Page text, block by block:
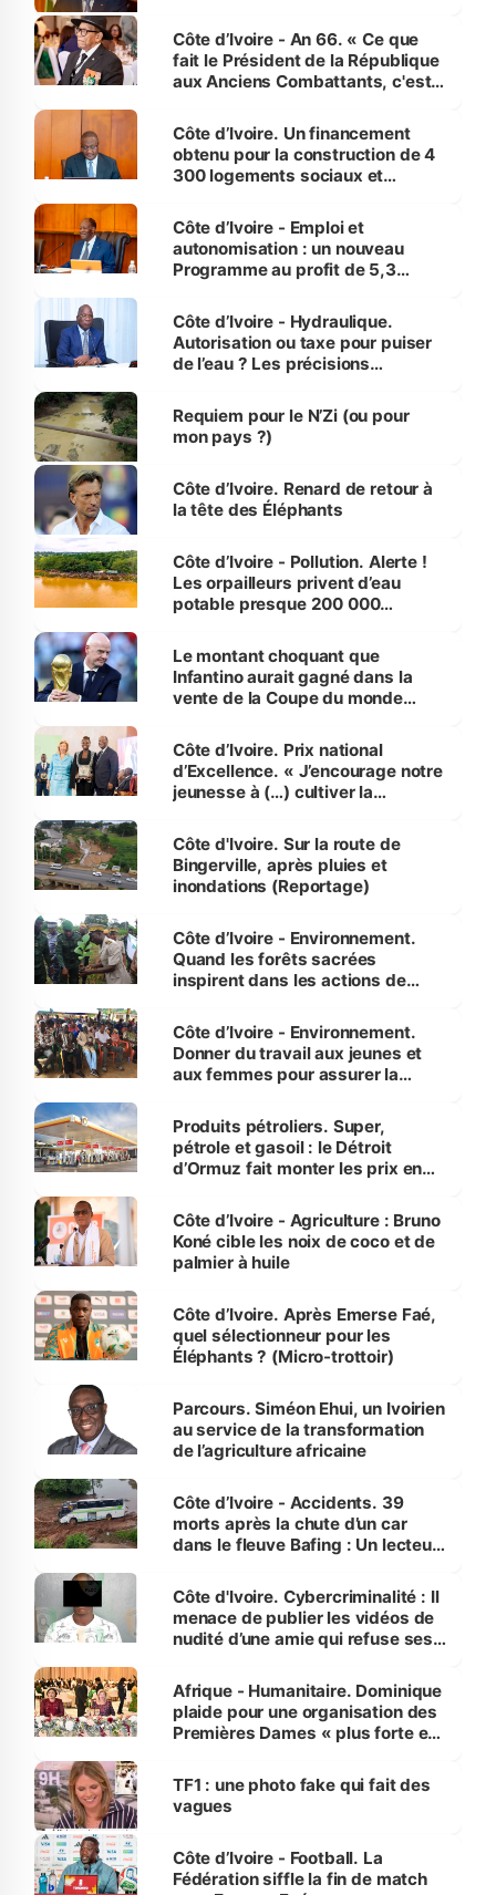
Côte d’Ivoire - An 66. « Ce que
fait le Président de la République
aux Anciens Combattants, c'est
Côte d’Ivoire. Un financement
obtenu pour la construction de 4
300 logements sociaux et
et Yamoussoukro
Côte d’Ivoire - Emploi et
autonomisation : un nouveau
Programme au profit de 5,3
Côte d’Ivoire - Hydraulique.
Autorisation ou taxe pour puiser
de l’eau ? Les précisions
Requiem pour le N’Zi (ou pour
mon pays ?)
Côte d’Ivoire. Renard de retour à
la tête des Éléphants
Côte d’Ivoire - Pollution. Alerte !
Les orpailleurs privent d’eau
potable presque 200 000
Le montant choquant que
Infantino aurait gagné dans la
vente de la Coupe du monde
Côte d’Ivoire. Prix national
d’Excellence. « J’encourage notre
jeunesse à (…) cultiver la
(Alassane Ouattara
Côte d'Ivoire. Sur la route de
Bingerville, après pluies et
inondations (Reportage)
Côte d’Ivoire - Environnement.
Quand les forêts sacrées
inspirent dans les actions de
Côte d’Ivoire - Environnement.
Donner du travail aux jeunes et
aux femmes pour assurer la
menacées
Produits pétroliers. Super,
pétrole et gasoil : le Détroit
d’Ormuz fait monter les prix en
Côte d’Ivoire - Agriculture : Bruno
Koné cible les noix de coco et de
palmier à huile
Côte d’Ivoire. Après Emerse Faé,
quel sélectionneur pour les
Éléphants ? (Micro-trottoir)
Parcours. Siméon Ehui, un Ivoirien
au service de la transformation
de l’agriculture africaine
Côte d’Ivoire - Accidents. 39
morts après la chute d’un car
dans le fleuve Bafing : Un lecteur
des Transports
Côte d'Ivoire. Cybercriminalité : Il
menace de publier les vidéos de
nudité d’une amie qui refuse ses
Afrique - Humanitaire. Dominique
plaide pour une organisation des
Premières Dames « plus forte et
sur la scène internationale »
TF1 : une photo fake qui fait des
vagues
Côte d’Ivoire - Football. La
Fédération siffle la fin de match